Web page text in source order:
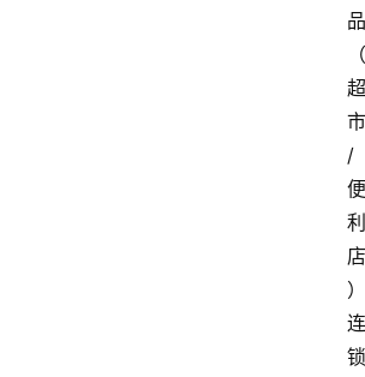
品
（
超
市
/
便
利
店
）
连
锁